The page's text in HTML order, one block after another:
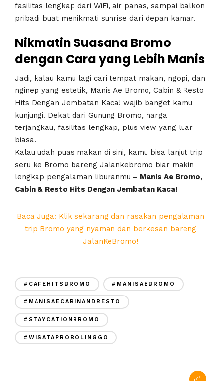
fasilitas lengkap dari WiFi, air panas, sampai balkon
pribadi buat menikmati sunrise dari depan kamar.
Nikmatin Suasana Bromo
dengan Cara yang Lebih Manis
Jadi, kalau kamu lagi cari tempat makan, ngopi, dan
nginep yang estetik, Manis Ae Bromo, Cabin & Resto
Hits Dengan Jembatan Kaca! wajib banget kamu
kunjungi. Dekat dari Gunung Bromo, harga
terjangkau, fasilitas lengkap, plus view yang luar
biasa.
Kalau udah puas makan di sini, kamu bisa lanjut trip
seru ke Bromo bareng Jalankebromo biar makin
lengkap pengalaman liburanmu – Manis Ae Bromo,
Cabin & Resto Hits Dengan Jembatan Kaca!
Baca Juga: Klik sekarang dan rasakan pengalaman
trip Bromo yang nyaman dan berkesan bareng
JalanKeBromo!
#CAFEHITSBROMO #MANISAEBROMO
#MANISAECABINANDRESTO
#STAYCATIONBROMO
#WISATAPROBOLINGGO